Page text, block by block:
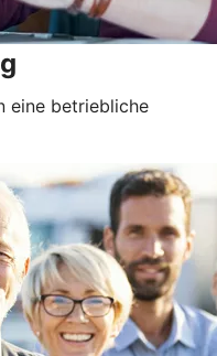
eine betriebliche